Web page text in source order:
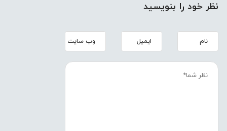
نظر خود را بنویسید